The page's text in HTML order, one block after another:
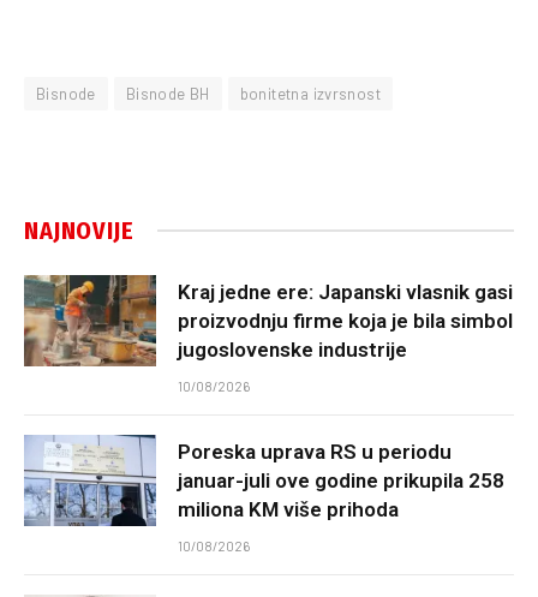
Bisnode Bisnode BH bonitetna izvrsnost
NAJNOVIJE
Kraj jedne ere: Japanski vlasnik gasi
proizvodnju firme koja je bila simbol
jugoslovenske industrije
10/08/2026
Poreska uprava RS u periodu
januar-juli ove godine prikupila 258
miliona KM više prihoda
10/08/2026